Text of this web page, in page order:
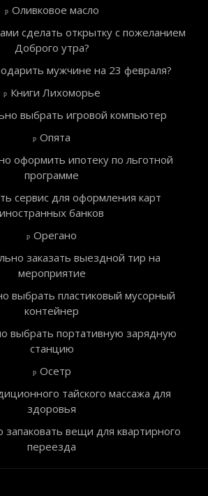
Оливковое масло
сделать открытку с пожеланием
Доброго утра?
мужчине на 23 февраля?
Книги Лихоморье
выбрать игровой компьютер
Опята
оформить ипотеку по льготной
программе
сервис для оформления карт
иностранных банков
Орегано
заказать выездной тир на
мероприятие
выбрать пластиковый мусорный
контейнер
выбрать портативную зарядную
станцию
Осетр
тайского массажа для
здоровья
запаковать вещи для квартирного
переезда